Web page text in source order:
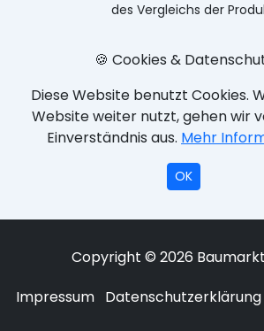
des Vergleichs der
🍪 Cookies &
Diese Website benutzt Cookies.
Website weiter nutzt, gehen wir
Einverständnis aus. Mehr
OK
Copyright © 2026
Impressum Datenschutzerklärung